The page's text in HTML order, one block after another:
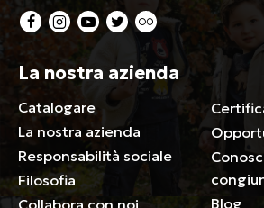
La nostra azienda
Catalogare
La nostra azienda
Responsabilità sociale
Filosofia
Collabora con noi
Blog